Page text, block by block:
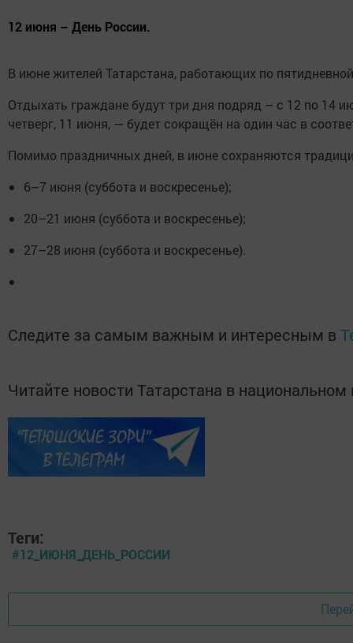
12 июня – День России.
В июне жителей Татарстана, работающих по
Отдыхать граждане будут три дня подряд – с 12 по 14
четверг, 11 июня, — будет сокращён на один час в
Помимо праздничных дней, в июне сохраняются
6–7 июня (суббота и воскресенье);
20–21 июня (суббота и воскресенье);
27–28 июня (суббота и воскресенье).
Следите за самым важным и интересным в
Читайте новости Татарстана в
Теги:
#12_ИЮНЯ_ДЕНЬ_РОССИИ